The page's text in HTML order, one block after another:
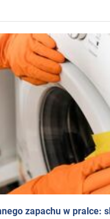
zapachu w pralce: